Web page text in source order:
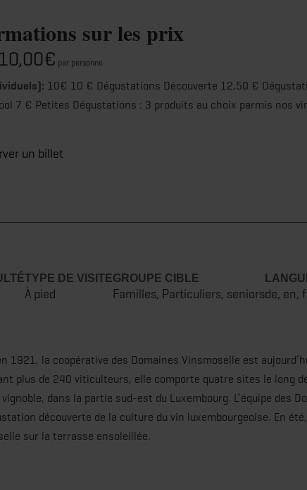
sur les prix
10,00€ par personne
10€ 10 € Dégustations Découverte 12,50 €
7 € Petites Dégustations : 3 produits au choix parmis nos
un billet
TYPE DE VISITE
À pied
GROUPE CIBLE
Familles, Particuliers, seniorsde, en,
1921, la coopérative des Domaines Vinsmoselle est
plus de 240 viticulteurs, elle comporte quatre sites le long
dans la partie sud-est du Luxembourg. L’équipe des
découverte de la culture du vin luxembourgeoise. En
sur la terrasse ensoleillée.